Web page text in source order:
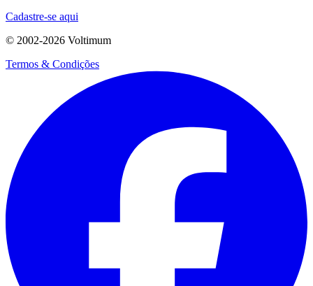
Cadastre-se aqui
© 2002-2026 Voltimum
Termos & Condições